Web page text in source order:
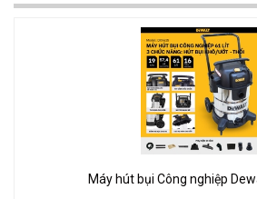
Máy hút bụi Công nghiệp